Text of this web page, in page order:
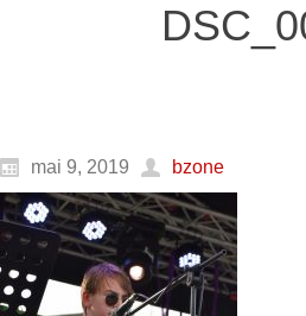
mai 9, 2019 bzone